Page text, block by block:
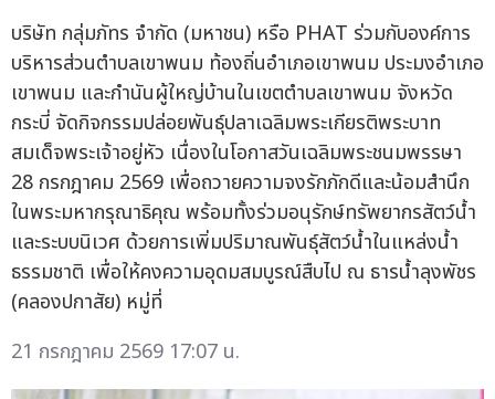
บริษัท กลุ่มภัทร จำกัด (มหาชน) หรือ PHAT ร่วมกับองค์การ
บริหารส่วนตำบลเขาพนม ท้องถิ่นอำเภอเขาพนม ประมงอำเภอ
เขาพนม และกำนันผู้ใหญ่บ้านในเขตตำบลเขาพนม จังหวัด
กระบี่ จัดกิจกรรมปล่อยพันธุ์ปลาเฉลิมพระเกียรติพระบาท
สมเด็จพระเจ้าอยู่หัว เนื่องในโอกาสวันเฉลิมพระชนมพรรษา
28 กรกฎาคม 2569 เพื่อถวายความจงรักภักดีและน้อมสำนึก
ในพระมหากรุณาธิคุณ พร้อมทั้งร่วมอนุรักษ์ทรัพยากรสัตว์น้ำ
และระบบนิเวศ ด้วยการเพิ่มปริมาณพันธุ์สัตว์น้ำในแหล่งน้ำ
ธรรมชาติ เพื่อให้คงความอุดมสมบูรณ์สืบไป ณ ธารน้ำลุงพัชร
(คลองปกาสัย) หมู่ที่
21 กรกฎาคม 2569 17:07 น.